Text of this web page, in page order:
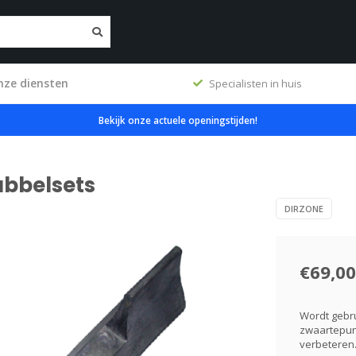
diensten Specialisten in huis
Bekijk onze actuele openingstijden!
DIRZONE
€69,00
Wordt